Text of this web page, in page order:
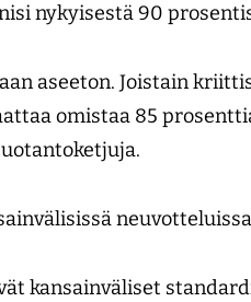
nykyisestä 90
aseeton. Joistain
omistaa 85
kansain­väliset